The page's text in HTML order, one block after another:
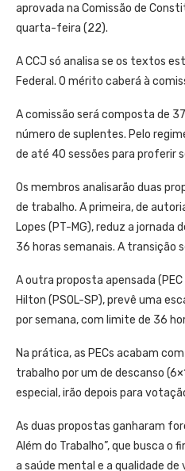
aprovada na Comissão de
quarta-feira (22).
A CCJ só analisa se os textos
Federal. O mérito caberá à
A comissão será composta de
número de suplentes. Pelo
de até 40 sessões para proferir
Os membros analisarão duas
de trabalho. A primeira, de
Lopes (PT-MG), reduz a jornada
36 horas semanais. A transição
A outra proposta apensada
Hilton (PSOL-SP), prevê uma
por semana, com limite de 36
Na prática, as PECs acabam
trabalho por um de descanso
especial, irão depois para
As duas propostas ganharam
Além do Trabalho”, que busca o
a saúde mental e a qualidade de